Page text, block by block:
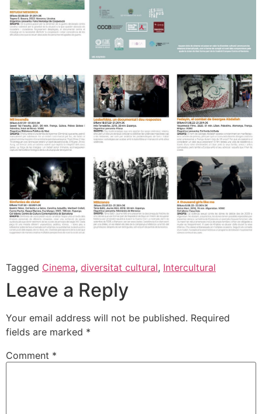
Tagged Cinema, diversitat cultural, Intercultural
Leave a Reply
Your email address will not be published. Required
fields are marked *
Comment *